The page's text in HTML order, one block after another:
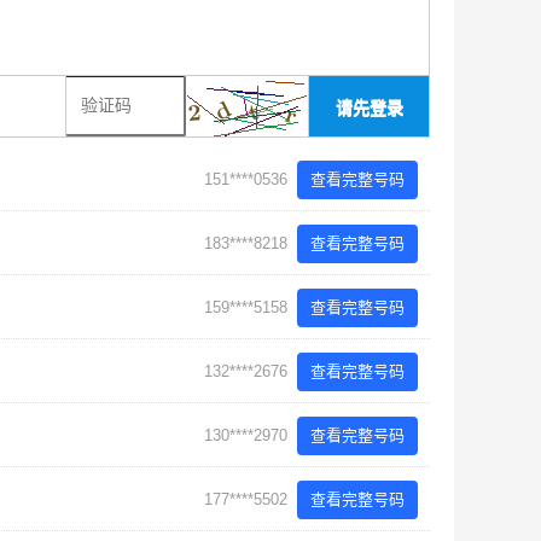
请先登录
151****0536 查看完整号码
183****8218 查看完整号码
159****5158 查看完整号码
132****2676 查看完整号码
130****2970 查看完整号码
177****5502 查看完整号码